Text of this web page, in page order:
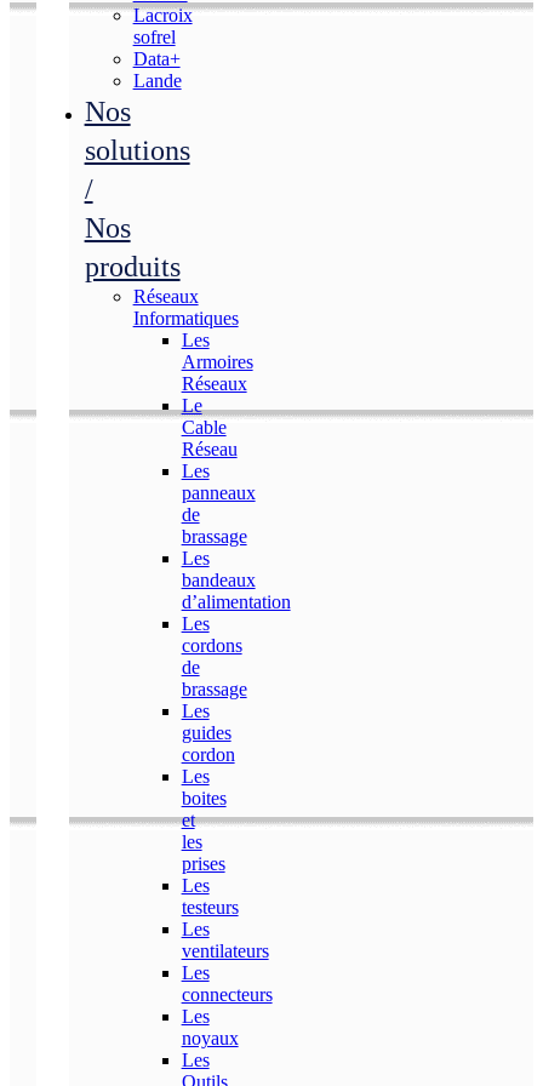
Lacroix
sofrel
Data+
Lande
Nos
solutions
/
Nos
produits
Réseaux
Informatiques
Les
Armoires
Réseaux
Le
Cable
Réseau
Les
panneaux
de
brassage
Les
bandeaux
d’alimentation
Les
cordons
de
brassage
Les
guides
cordon
Les
boites
et
les
prises
Les
testeurs
Les
ventilateurs
Les
connecteurs
Les
noyaux
Les
Outils